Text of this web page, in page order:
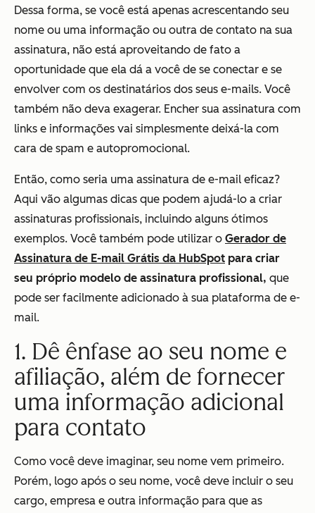
Dessa forma, se você está apenas acrescentando seu
nome ou uma informação ou outra de contato na sua
assinatura, não está aproveitando de fato a
oportunidade que ela dá a você de se conectar e se
envolver com os destinatários dos seus e-mails. Você
também não deva exagerar. Encher sua assinatura com
links e informações vai simplesmente deixá-la com
cara de spam e autopromocional.
Então, como seria uma assinatura de e-mail eficaz?
Aqui vão algumas dicas que podem ajudá-lo a criar
assinaturas profissionais, incluindo alguns ótimos
exemplos. Você também pode utilizar o Gerador de
Assinatura de E-mail Grátis da HubSpot para criar
seu próprio modelo de assinatura profissional, que
pode ser facilmente adicionado à sua plataforma de e-
mail.
1. Dê ênfase ao seu nome e
afiliação, além de fornecer
uma informação adicional
para contato
Como você deve imaginar, seu nome vem primeiro.
Porém, logo após o seu nome, você deve incluir o seu
cargo, empresa e outra informação para que as